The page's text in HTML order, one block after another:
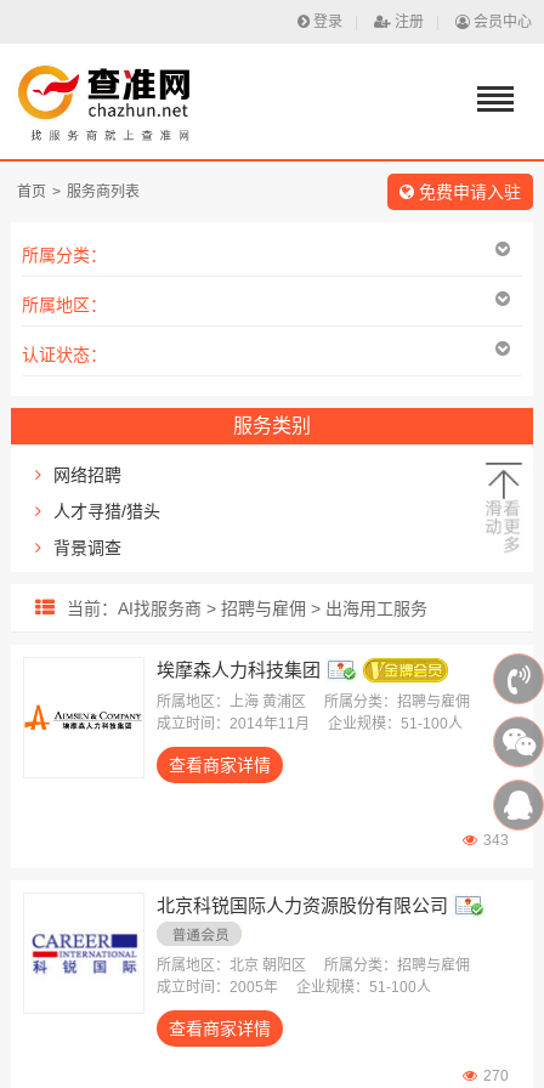
登录 注册 会员中心
首页 > 服务商列表 免费申请入驻
所属分类：
所属地区：
认证状态：
服务类别
网络招聘
人才寻猎/猎头
背景调查
出海用工服务
人才测评/评鉴
蓝领/实习招聘
当前：AI找服务商 > 招聘与雇佣 > 出海用工服务
埃摩森人力科技集团
所属地区：上海 黄浦区
所属分类：招聘与雇佣
成立时间：2014年11月
企业规模：51-100人
查看商家详情
343
北京科锐国际人力资源股份有限公司
所属地区：北京 朝阳区
所属分类：招聘与雇佣
成立时间：2005年
企业规模：51-100人
查看商家详情
270